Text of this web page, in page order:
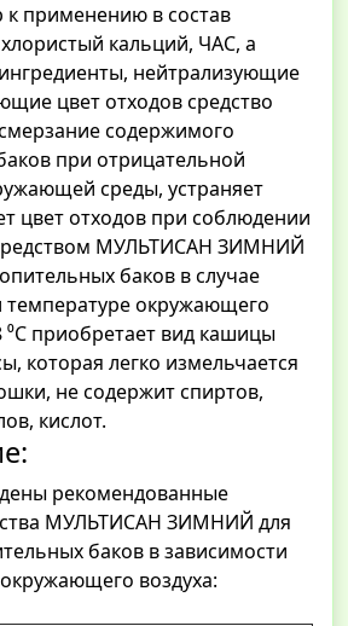
к применению в состав
кальций, ЧАС, а
нейтрализующие
цвет отходов средство
содержимого
при отрицательной
среды, устраняет
цвет отходов при соблюдении
МУЛЬТИСАН ЗИМНИЙ
баков в случае
температуре окружающего
⁰С приобретает вид кашицы
которая легко измельчается
не содержит спиртов,
кислот.
рекомендованные
МУЛЬТИСАН ЗИМНИЙ для
баков в зависимости
воздуха: